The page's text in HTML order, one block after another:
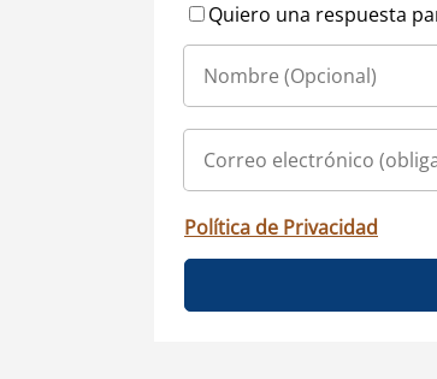
Quiero una respuesta
Política de Privacidad